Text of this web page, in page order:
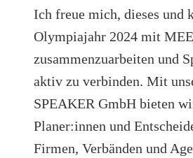
Ich freue mich, dieses und
Olympiajahr 2024 mit
zusammenzuarbeiten und
aktiv zu verbinden. Mit
SPEAKER GmbH bieten
Planer:innen und
Firmen, Verbänden und